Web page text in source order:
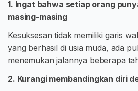
1. Ingat bahwa setiap orang
masing-masing
Kesuksesan tidak memiliki garis
yang berhasil di usia muda, ada
menemukan jalannya beberapa
2. Kurangi membandingkan diri